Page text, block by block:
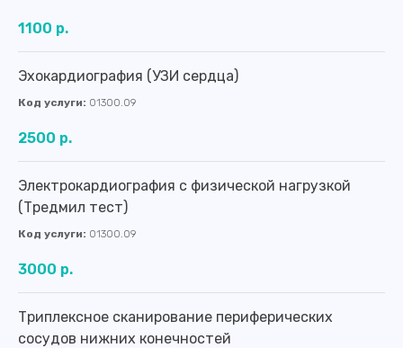
1100 р.
Эхокардиография (УЗИ сердца)
Код услуги: 01300.09
2500 р.
Электрокардиография с физической нагрузкой
(Тредмил тест)
Код услуги: 01300.09
3000 р.
Триплексное сканирование периферических
сосудов нижних конечностей
Записаться или получить
подробную информацию
Оставить заявку